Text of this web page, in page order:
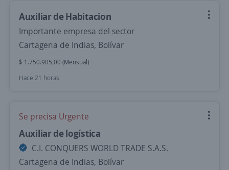
Auxiliar de Habitacion
Importante empresa del sector
Cartagena de Indias, Bolívar
$ 1.750.905,00 (Mensual)
Hace 21 horas
Se precisa Urgente
Auxiliar de logística
C.I. CONQUERS WORLD TRADE S.A.S.
Cartagena de Indias, Bolívar